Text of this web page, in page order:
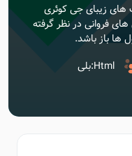
های زیبای جی کوئری
فروانی در نظر گرفته
ها باز باشد.
Html:بلی